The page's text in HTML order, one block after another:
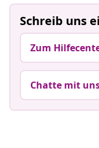
Schreib uns
Zum
Chatte mit